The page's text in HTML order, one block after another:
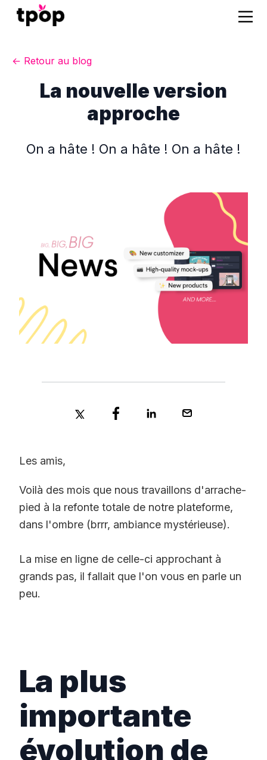
← Retour au blog
La nouvelle version
approche
On a hâte ! On a hâte ! On a hâte !
Les amis,
Voilà des mois que nous travaillons d'arrache-
pied à la refonte totale de notre plateforme,
dans l'ombre (brrr, ambiance mystérieuse).
La mise en ligne de celle-ci approchant à
grands pas, il fallait que l'on vous en parle un
peu.
La plus
importante
évolution de